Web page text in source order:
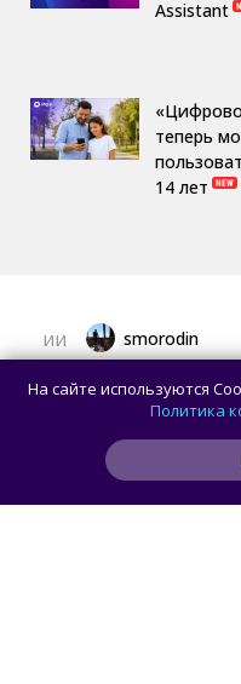
Assistant
теперь
14 лет
ИИ smorodin
Создатель
ИИ-модель
отрицает этого
На сайте используются
Политика